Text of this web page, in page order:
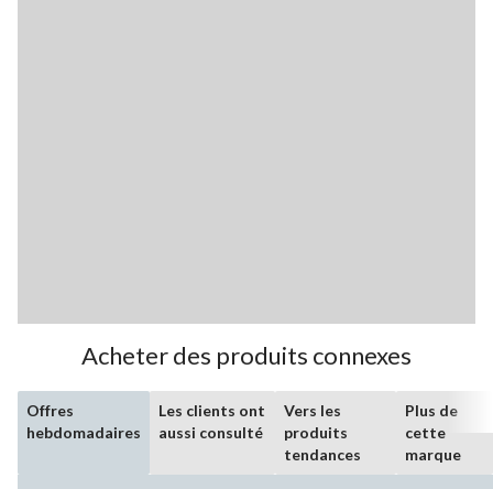
Acheter des produits connexes
Offres
hebdomadaires
Les clients ont
aussi consulté
Vers les
produits
tendances
Plus de
cette
marque